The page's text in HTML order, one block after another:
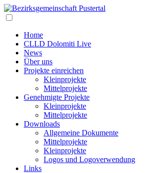
Home
CLLD Dolomiti Live
News
Über uns
Projekte einreichen
Kleinprojekte
Mittelprojekte
Genehmigte Projekte
Kleinprojekte
Mittelprojekte
Downloads
Allgemeine Dokumente
Mittelprojekte
Kleinprojekte
Logos und Logoverwendung
Links